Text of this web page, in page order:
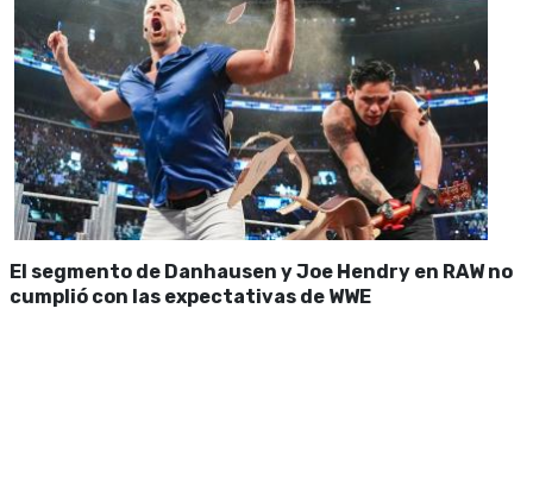
El segmento de Danhausen y Joe Hendry en RAW no
cumplió con las expectativas de WWE